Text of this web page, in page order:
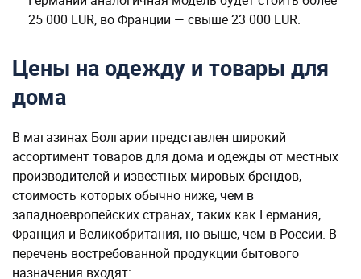
В магазинах Болгарии представлен широкий
производителей и известных мировых брендов,
стоимость которых обычно ниже, чем в
западноевропейских странах, таких как Германия,
перечень востребованной продукции бытового
назначения входят:
Одежда и обувь.
Болгарским потребителям доступен выбор товаров
бюджетных серий, среднего сегмента и дорогих
брендов. Цены на продукцию обычно отличаются
выгодой при сезонных распродажах. Например,